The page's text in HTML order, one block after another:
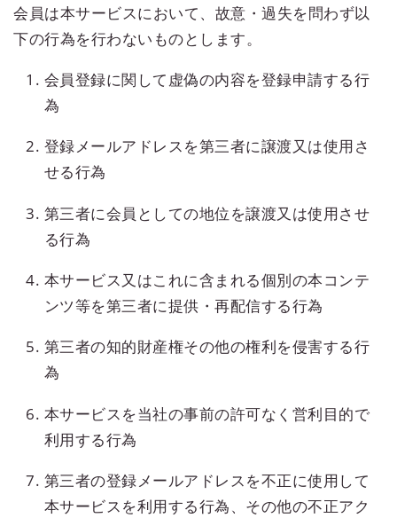
会員は本サービスにおいて、故意・過失を問わず以
下の行為を行わないものとします。
会員登録に関して虚偽の内容を登録申請する行
為
登録メールアドレスを第三者に譲渡又は使用さ
せる行為
第三者に会員としての地位を譲渡又は使用させ
る行為
本サービス又はこれに含まれる個別の本コンテ
ンツ等を第三者に提供・再配信する行為
第三者の知的財産権その他の権利を侵害する行
為
本サービスを当社の事前の許可なく営利目的で
利用する行為
第三者の登録メールアドレスを不正に使用して
本サービスを利用する行為、その他の不正アク